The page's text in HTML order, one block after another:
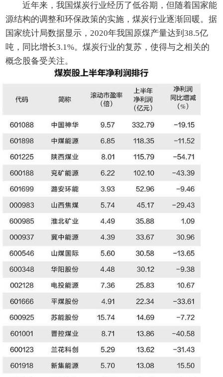
近年来，我国煤炭行业经历了低谷期，但随着国家能
源结构的调整和环保政策的实施，煤炭行业逐渐回暖。据
国家统计局数据显示，2020年我国原煤产量达到38.5亿
吨，同比增长3.1%。煤炭行业的复苏，使得与之相关的
概念股备受关注。